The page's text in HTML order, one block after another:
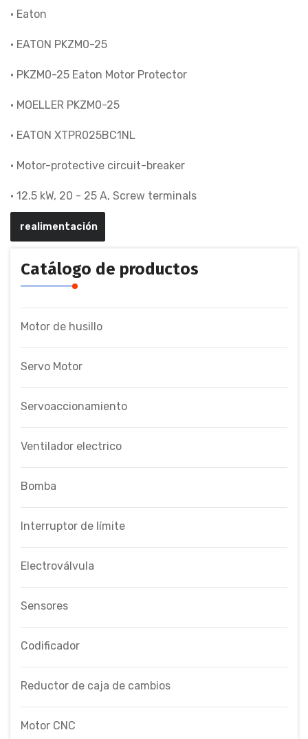
• Eaton
• EATON PKZM0-25
• PKZM0-25 Eaton Motor Protector
• MOELLER PKZM0-25
• EATON XTPR025BC1NL
• Motor-protective circuit-breaker
• 12.5 kW, 20 - 25 A, Screw terminals
realimentación
Catálogo de productos
Motor de husillo
Servo Motor
Servoaccionamiento
Ventilador electrico
Bomba
Interruptor de límite
Electroválvula
Sensores
Codificador
Reductor de caja de cambios
Motor CNC